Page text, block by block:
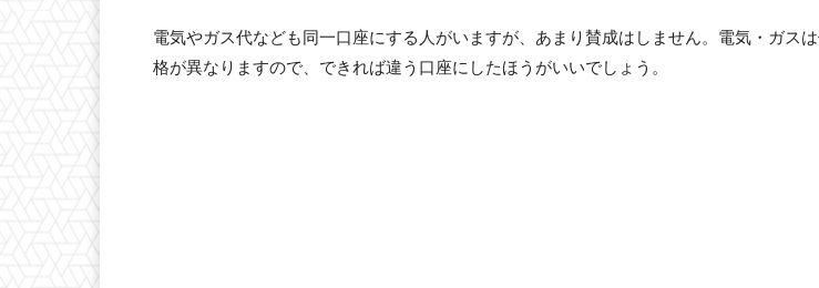
電気やガス代なども同一口座にする人がいますが、あまり賛成はしません。電気・ガス
格が異なりますので、できれば違う口座にしたほうがいいでしょう。